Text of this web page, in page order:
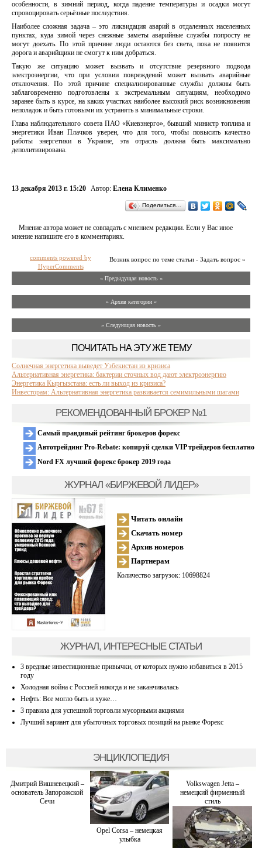
особенности, в зимний период, когда падение температуры и осадки могут
спровоцировать серьёзные последствия.
Наиболее сложная задача – это ликвидация аварий в отдаленных населенных
пунктах, куда зимой через снежные заметы аварийные службы попросту не
могут доехать. По этой причине люди остаются без света, пока не появится
дорога и аварийщики не смогут к ним добраться.
Такую же ситуацию может вызвать и отсутствие резервного подвода
электроэнергии, что при условии повреждений может вызвать аварийные
отключения. По этой причине специализированные службы должны быть
заблаговременно подготовлены к экстремальным ситуациям, необходимо
заранее быть в курсе, на каких участках наиболее высокий риск возникновения
неполадок и быть готовыми их устранять в минимальные строки.
Глава наблюдательного совета ПАО «Киевэнерго», бывший министр топлива и
энергетики Иван Плачков уверен, что для того, чтобы повысить качество
работы энергетики в Украине, эта отрасль должна быть максимально
деполитизирована.
13 декабря 2013 г. 15:20 Автор: Елена Клименко
Поделиться…
Мнение автора может не совпадать с мнением редакции. Если у Вас иное
мнение напишите его в комментариях.
Возник вопрос по теме статьи - Задать вопрос »
comments powered by
HyperComments
« Предыдущая новость «
» Архив категории «
» Следующая новость »
ПОЧИТАТЬ НА ЭТУ ЖЕ ТЕМУ
Солнечная энергетика выведет Узбекистан из кризиса
Альтернативная энергетика: бактерии сточных вод дают электроэнергию
Энергетика Кыргызстана: есть ли выход из кризиса?
Инвесторам: Альтернативная энергетика развивается семимильными шагами
РЕКОМЕНДОВАННЫЙ БРОКЕР №1
Самый правдивый рейтинг брокеров форекс
Автотрейдинг Pro-Rebate: копируй сделки VIP трейдеров бесплатно
Nord FX лучший форекс брокер 2019 года
ЖУРНАЛ «БИРЖЕВОЙ ЛИДЕР»
Читать онлайн
Скачать номер
Архив номеров
Партнерам
Количество загрузок: 10698824
ЖУРНАЛ, ИНТЕРЕСНЫЕ СТАТЬИ
3 вредные инвестиционные привычки, от которых нужно избавиться в 2015
году
Холодная война с Россией никогда и не заканчивалась
Нефть: Все могло быть и хуже…
3 правила для успешной торговли мусорными акциями
Лучший вариант для убыточных торговых позиций на рынке Форекс
ЭНЦИКЛОПЕДИЯ
Дмитрий Вишневецкий –
основатель Запорожской
Сечи
Opel Corsa – немецкая
улыбка
Volkswagen Jetta –
немецкий фирменный
стиль